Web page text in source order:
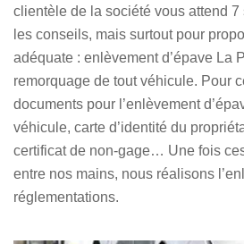
clientèle de la société vous attend 7
les conseils, mais surtout pour
adéquate : enlèvement d’épave La
remorquage de tout véhicule. Pour
documents pour l’enlèvement
véhicule, carte d’identité du
certificat de non-gage… Une fois
entre nos mains, nous réalisons
réglementations.